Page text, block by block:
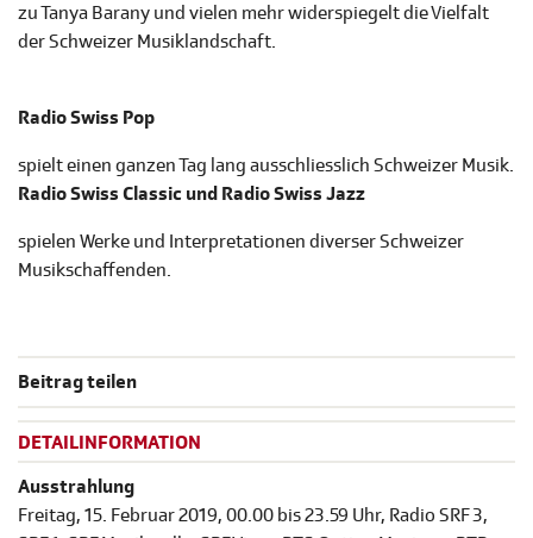
zu Tanya Barany und vielen mehr widerspiegelt die Vielfalt
der Schweizer Musiklandschaft.
Radio Swiss Pop
spielt einen ganzen Tag lang ausschliesslich Schweizer Musik.
Radio Swiss Classic und Radio Swiss Jazz
spielen Werke und Interpretationen diverser Schweizer
Musikschaffenden.
Beitrag teilen
DETAILINFORMATION
Ausstrahlung
Freitag, 15. Februar 2019, 00.00 bis 23.59 Uhr, Radio SRF 3,